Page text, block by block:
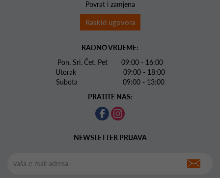
Povrat i zamjena
Raskid ugovora
RADNO VRIJEME:
Pon. Sri. Čet. Pet 09:00 - 16:00
Utorak 09:00 - 18:00
Subota 09:00 - 13:00
PRATITE NAS:
NEWSLETTER PRIJAVA